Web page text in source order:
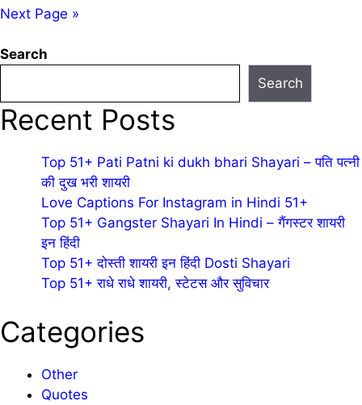
pagination
Next Page »
Search
Search
Recent Posts
Top 51+ Pati Patni ki dukh bhari Shayari – पति पत्नी
की दुख भरी शायरी
Love Captions For Instagram in Hindi 51+
Top 51+ Gangster Shayari In Hindi – गैंगस्टर शायरी
इन हिंदी
Top 51+ दोस्ती शायरी इन हिंदी Dosti Shayari
Top 51+ राधे राधे शायरी, स्टेटस और सुविचार
Categories
Other
Quotes